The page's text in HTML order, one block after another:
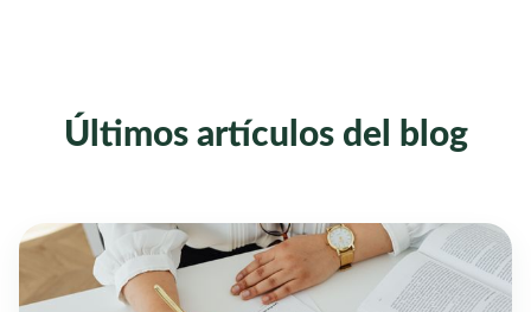
Últimos artículos del blog